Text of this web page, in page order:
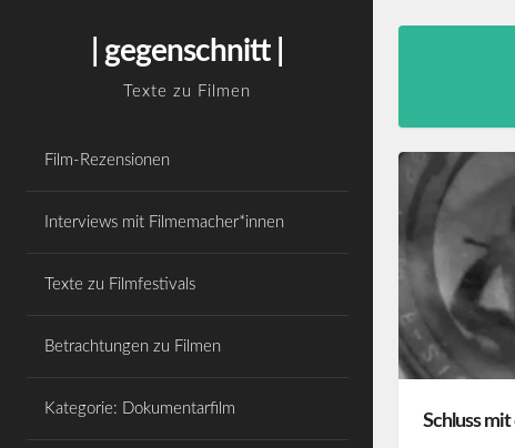
| gegenschnitt |
Texte zu Filmen
Film-Rezensionen
Interviews mit Filmemacher*innen
Texte zu Filmfestivals
Betrachtungen zu Filmen
Kategorie: Dokumentarfilm
Schluss